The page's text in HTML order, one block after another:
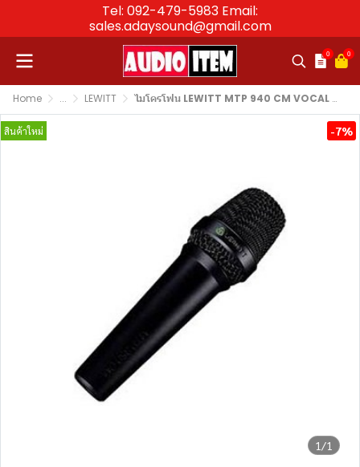
Tel: 092-479-5983 Email:
sales.adaysound@gmail.com
0 0
Home ... LEWITT ไมโครโฟน LEWITT MTP 940 CM VOCAL MICROPHONE
1/1
สินค้าใหม่ -7%